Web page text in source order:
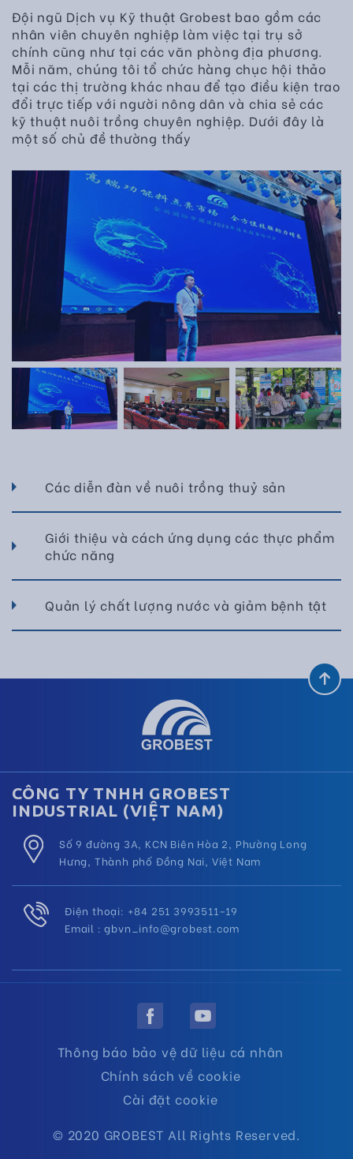
Đội ngũ Dịch vụ Kỹ thuật Grobest bao gồm các
nhân viên chuyên nghiệp làm việc tại trụ sở
chính cũng như tại các văn phòng địa phương.
Mỗi năm, chúng tôi tổ chức hàng chục hội thảo
tại các thị trường khác nhau để tạo điều kiện trao
đổi trực tiếp với người nông dân và chia sẻ các
kỹ thuật nuôi trồng chuyên nghiệp. Dưới đây là
một số chủ đề thường thấy
Các diễn đàn về nuôi trồng thuỷ sản
Giới thiệu và cách ứng dụng các thực phẩm
chức năng
Quản lý chất lượng nước và giảm bệnh tật
CÔNG TY TNHH GROBEST
INDUSTRIAL (VIỆT NAM)
Số 9 đường 3A, KCN Biên Hòa 2, Phường Long
Hưng, Thành phố Đồng Nai, Việt Nam
Điện thoại: +84 251 3993511–19
Email :gbvn_info@grobest.com
Thông báo bảo vệ dữ liệu cá nhân
Chính sách về cookie
Cài đặt cookie
© 2020 GROBEST All Rights Reserved.